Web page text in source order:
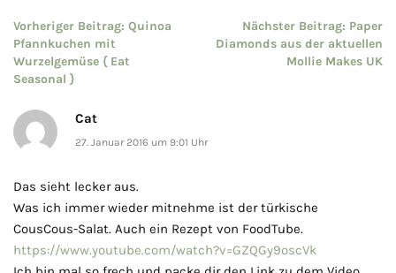
Beitragsnavigation
Vorheriger Beitrag: Quinoa
Pfannkuchen mit
Wurzelgemüse { Eat
Seasonal }
Nächster Beitrag: Paper
Diamonds aus der aktuellen
Mollie Makes UK
Cat
27. Januar 2016 um 9:01 Uhr
Das sieht lecker aus.
Was ich immer wieder mitnehme ist der türkische
CousCous-Salat. Auch ein Rezept von FoodTube.
https://www.youtube.com/watch?v=GZQGy9oscVk